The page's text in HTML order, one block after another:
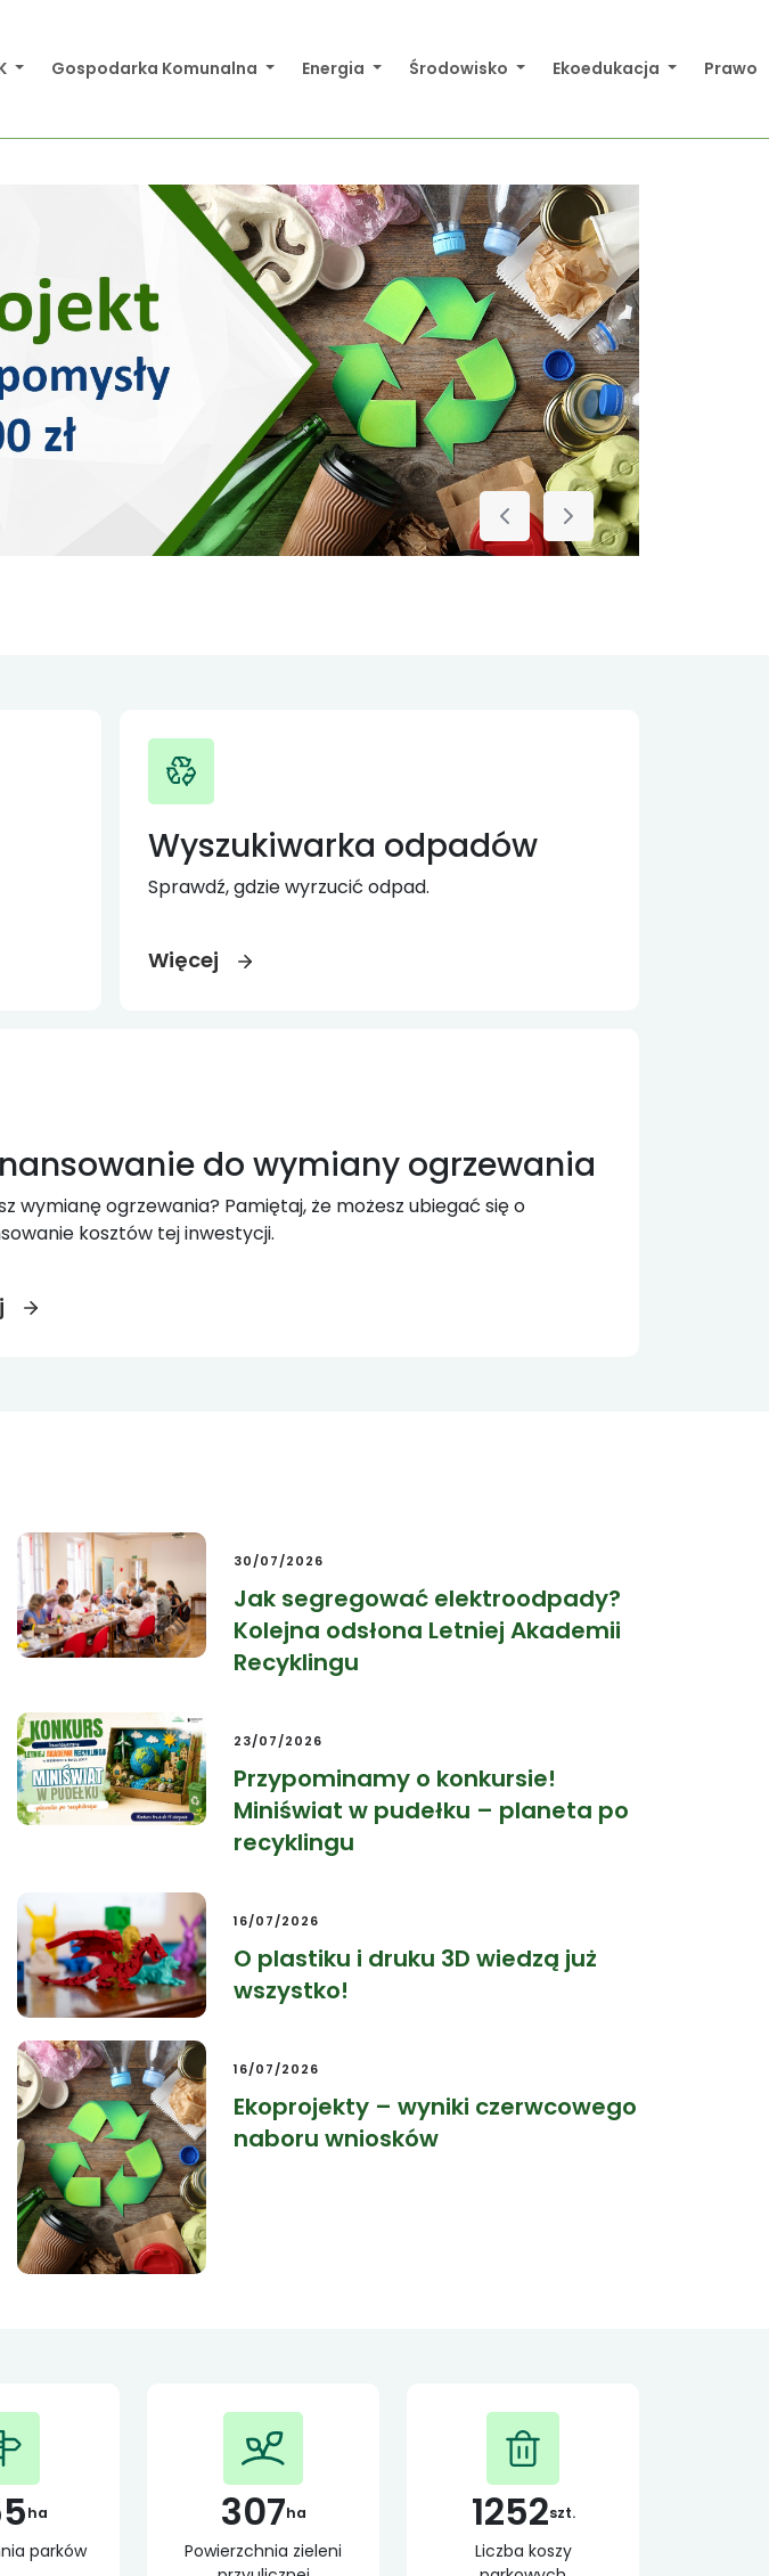
Gospodarka Komunalna Energia Środowisko Ekoedukacja Prawo
Wyszukiwarka odpadów
Sprawdź, gdzie wyrzucić odpad.
Więcej
do wymiany ogrzewania
wymianę ogrzewania? Pamiętaj, że możesz ubiegać się o
kosztów tej inwestycji.
30/07/2026
Jak segregować elektroodpady?
Kolejna odsłona Letniej Akademii
Recyklingu
23/07/2026
Przypominamy o konkursie!
Miniświat w pudełku – planeta po
recyklingu
16/07/2026
O plastiku i druku 3D wiedzą już
wszystko!
16/07/2026
Ekoprojekty – wyniki czerwcowego
naboru wniosków
ha
parków
307ha
Powierzchnia zieleni
1252szt.
Liczba koszy